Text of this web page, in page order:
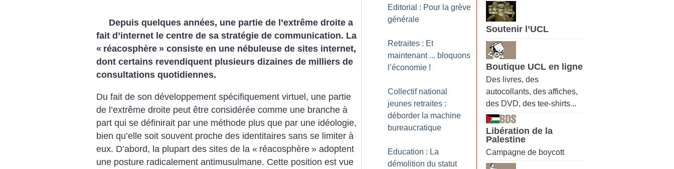
Depuis quelques années, une partie de l’extrême droite a
fait d’internet le centre de sa stratégie de communication. La
« réacosphère » consiste en une nébuleuse de sites internet,
dont certains revendiquent plusieurs dizaines de milliers de
consultations quotidiennes.
Du fait de son développement spécifiquement virtuel, une partie
de l’extrême droite peut être considérée comme une branche à
part qui se définirait par une méthode plus que par une idéologie,
bien qu’elle soit souvent proche des identitaires sans se limiter à
eux. D’abord, la plupart des sites de la « réacosphère » adoptent
une posture radicalement antimusulmane. Cette position est vue
Editorial : Pour la grève
générale
Retraites : Et
maintenant ... bloquons
l’économie !
Collectif national
jeunes retraites :
déborder la machine
bureaucratique
Education : La
démolition du statut
Soutenir l’UCL
Boutique UCL en ligne
Des livres, des
autocollants, des affiches,
des DVD, des tee-shirts...
Libération de la
Palestine
Campagne de boycott